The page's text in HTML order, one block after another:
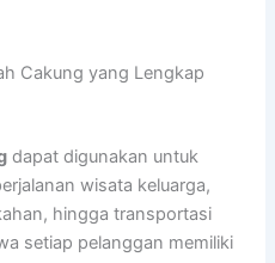
Cakung yang Lengkap
dapat digunakan untuk
wisata keluarga,
hingga transportasi
setiap pelanggan memiliki